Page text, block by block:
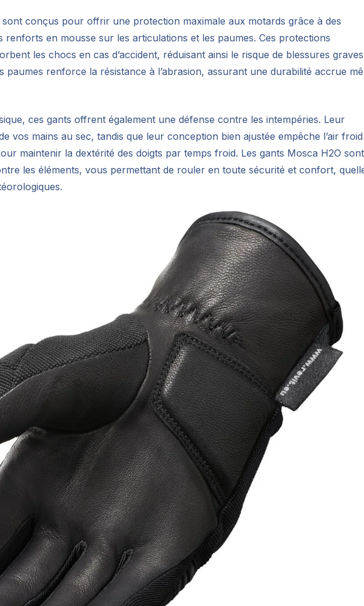
sont conçus pour offrir une protection maximale aux motards grâce à des
renforts en mousse sur les articulations et les paumes. Ces protections
les chocs en cas d’accident, réduisant ainsi le risque de blessures
paumes renforce la résistance à l’abrasion, assurant une durabilité accrue
ces gants offrent également une défense contre les intempéries. Leur
vos mains au sec, tandis que leur conception bien ajustée empêche l’air
maintenir la dextérité des doigts par temps froid. Les gants Mosca H2O sont
les éléments, vous permettant de rouler en toute sécurité et confort,